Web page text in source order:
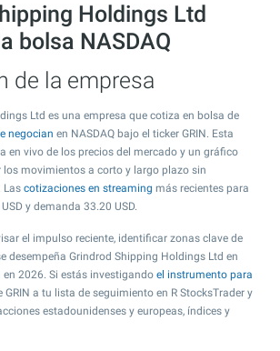
Holdings Ltd
bolsa NASDAQ
de la empresa
Ltd es una empresa que cotiza en bolsa de
negocian en NASDAQ bajo el ticker GRIN. Esta
en vivo de los precios del mercado y un gráfico
los movimientos a corto y largo plazo sin
Las cotizaciones en streaming más recientes para
USD y demanda 33.20 USD.
el impulso reciente, identificar zonas clave de
desempeña Grindrod Shipping Holdings Ltd en
2026. Si estás investigando el instrumento para
GRIN a tu lista de seguimiento en R StocksTrader y
estadounidenses y europeas, índices y